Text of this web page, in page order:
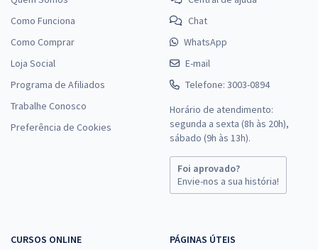
Como Funciona
Como Comprar
Loja Social
Programa de Afiliados
Trabalhe Conosco
Preferência de Cookies
Chat
WhatsApp
E-mail
Telefone: 3003-0894
Horário de atendimento:
segunda a sexta (8h às 20h),
sábado (9h às 13h).
Foi aprovado?
Envie-nos a sua história!
CURSOS ONLINE PÁGINAS ÚTEIS